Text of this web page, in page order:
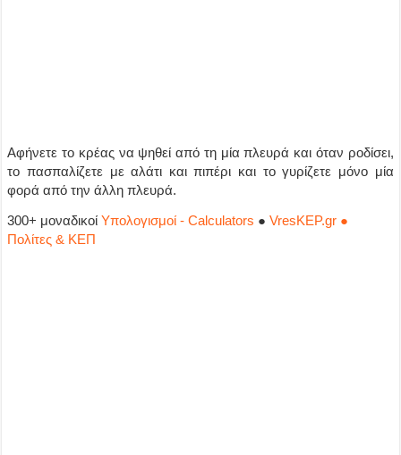
Αφήνετε το κρέας να ψηθεί από τη μία πλευρά και όταν ροδίσει,
το πασπαλίζετε με αλάτι και πιπέρι και το γυρίζετε μόνο μία
φορά από την άλλη πλευρά.
300+ μοναδικοίΥπολογισμοί - Calculators ●VresKEP.gr ●
Πολίτες & ΚΕΠ